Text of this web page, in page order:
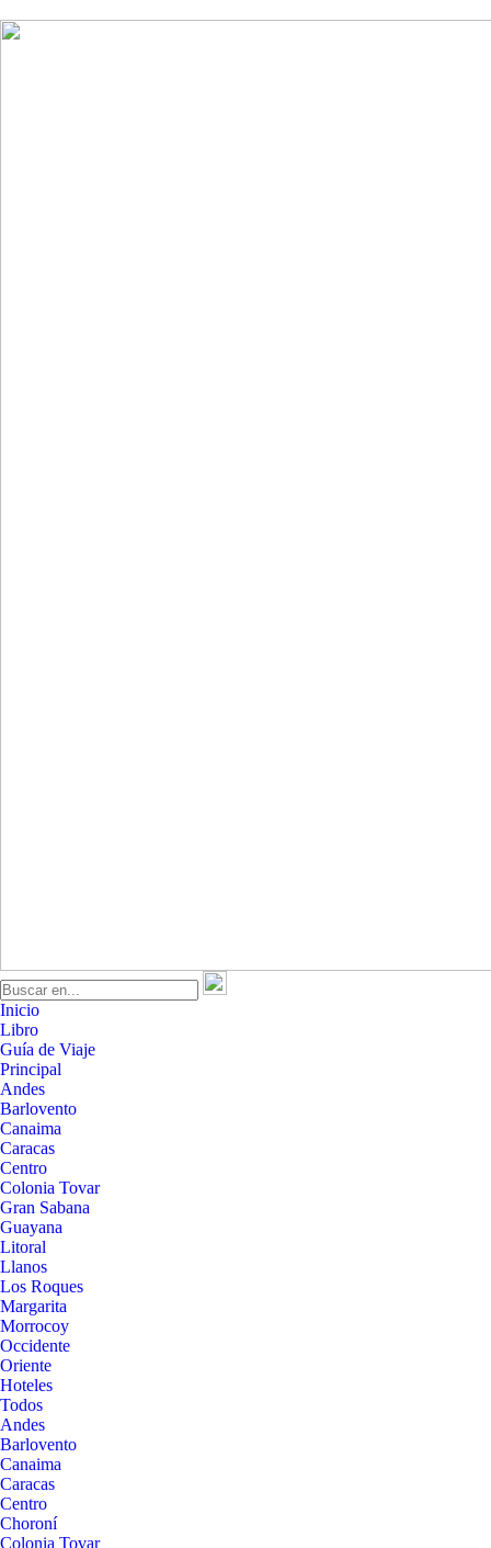
Inicio
Libro
Guía de Viaje
Principal
Andes
Barlovento
Canaima
Caracas
Centro
Colonia Tovar
Gran Sabana
Guayana
Litoral
Llanos
Los Roques
Margarita
Morrocoy
Occidente
Oriente
Hoteles
Todos
Andes
Barlovento
Canaima
Caracas
Centro
Choroní
Colonia Tovar